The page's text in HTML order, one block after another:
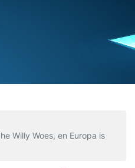
Willy Woes, en Europa is